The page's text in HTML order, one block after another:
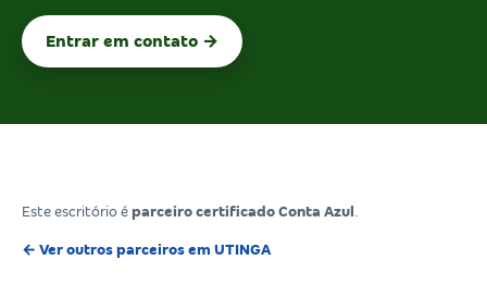
Entrar em contato →
Este escritório é parceiro certificado Conta Azul
← Ver outros parceiros em UTINGA